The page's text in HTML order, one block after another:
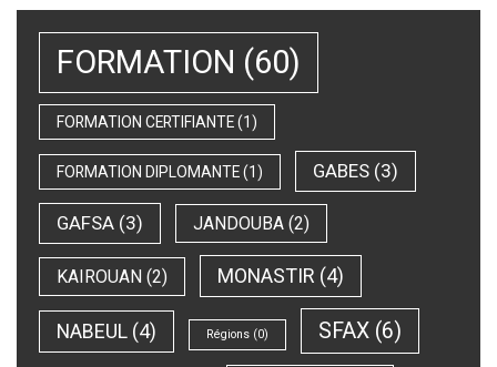
FORMATION (60)
FORMATION CERTIFIANTE(1)
FORMATION DIPLOMANTE(1) GABES (3)
GAFSA (3) JANDOUBA (2)
KAIROUAN (2) MONASTIR (4)
NABEUL (4) Régions (0) SFAX (6)